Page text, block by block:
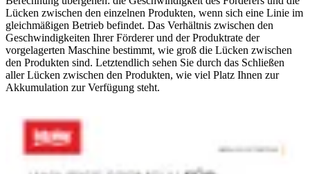
Lücken zwischen den einzelnen Produkten, wenn sich eine Linie im
gleichmäßigen Betrieb befindet. Das Verhältnis zwischen den
Geschwindigkeiten Ihrer Förderer und der Produktrate der
vorgelagerten Maschine bestimmt, wie groß die Lücken zwischen
den Produkten sind. Letztendlich sehen Sie durch das Schließen
aller Lücken zwischen den Produkten, wie viel Platz Ihnen zur
Akkumulation zur Verfügung steht.